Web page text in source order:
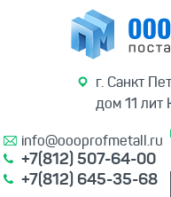
г. Санкт
дом 11
info@oooprofmetall.ru
+7(812) 507-64-00
+7(812) 645-35-68